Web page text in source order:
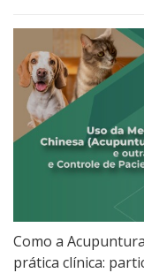
Como a
prática clínica: